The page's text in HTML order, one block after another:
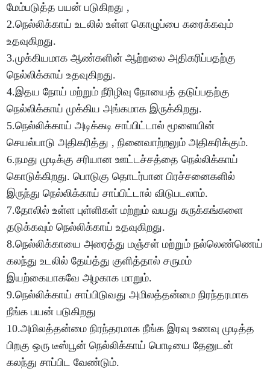
மேம்படுத்த பயன் படுகிறது ,
2.நெல்லிக்காய் உடலில் உள்ள கொழுப்பை கரைக்கவும்
உதவுகிறது.
3.முக்கியமாக ஆண்களின் ஆற்றலை அதிகரிப்பதற்கு
நெல்லிக்காய் உதவுகிறது.
4.இதய நோய் மற்றும் நீரிழிவு நோயைத் தடுப்பதற்கு
நெல்லிக்காய் முக்கிய அங்கமாக இருக்கிறது.
5.நெல்லிக்காய் அடிக்கடி சாப்பிட்டால் மூளையின்
செயல்பாடு அதிகரித்து , நினைவாற்றலும் அதிகரிக்கும்.
6.நமது முடிக்கு சரியான ஊட்டச்சத்தை நெல்லிக்காய்
கொடுக்கிறது. பொடுகு தொடர்பான பிரச்சனைகளில்
இருந்து நெல்லிக்காய் சாப்பிட்டால் விடுபடலாம்.
7.தோலில் உள்ள புள்ளிகள் மற்றும் வயது சுருக்கங்களை
தடுக்கவும் நெல்லிக்காய் உதவுகிறது.
8.நெல்லிக்காயை அரைத்து மஞ்சள் மற்றும் நல்லெண்ணெய்
கலந்து உடலில் தேய்த்து குளித்தால் சருமம்
இயற்கையாகவே அழகாக மாறும்.
9.நெல்லிக்காய் சாப்பிடுவது அமிலத்தன்மை நிரந்தரமாக
நீங்க பயன் படுகிறது
10.அமிலத்தன்மை நிரந்தரமாக நீங்க இரவு உணவு முடித்த
பிறகு ஒரு டீஸ்பூன் நெல்லிக்காய் பொடியை தேனுடன்
கலந்து சாப்பிட வேண்டும்.